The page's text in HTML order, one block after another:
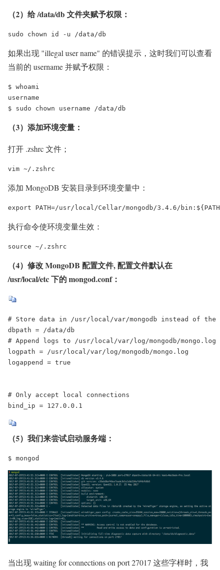
（2）给 /data/db 文件夹赋予权限：
sudo chown id -u /data/db
如果出现 "illegal user name" 的错误提示，这时我们可以查看
当前的 username 并赋予权限：
$ whoami
username
$ sudo chown username /data/db
（3）添加环境变量：
打开 .zshrc 文件；
vim ~/.zshrc
添加 MongoDB 安装目录到环境变量中：
export PATH=/usr/local/Cellar/mongodb/3.4.6/
执行命令使环境变量生效：
source ~/.zshrc
（4）修改 MongoDB 配置文件, 配置文件默认在
/usr/local/etc 下的 mongod.conf：
# Store data in /usr/local/var/mongodb instead of
dbpath = /data/db
# Append logs to /usr/local/var/log/mongodb/mongo.log
logpath = /usr/local/var/log/mongodb/mongo.log
logappend = true
# Only accept local connections
bind_ip = 127.0.0.1
（5）我们来尝试启动服务端：
$ mongod
当出现 waiting for connections on port 27017 这些字样时，我